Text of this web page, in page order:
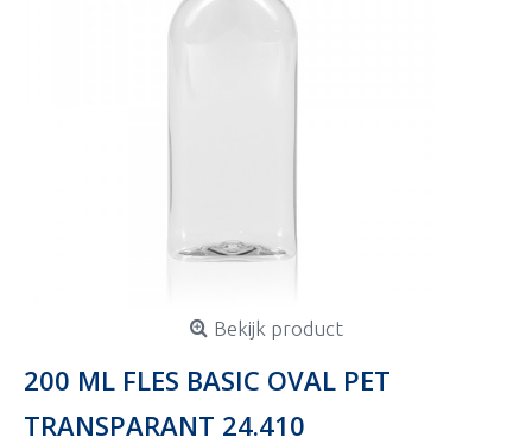
Bekijk product
200 ML FLES BASIC OVAL PET
TRANSPARANT 24.410